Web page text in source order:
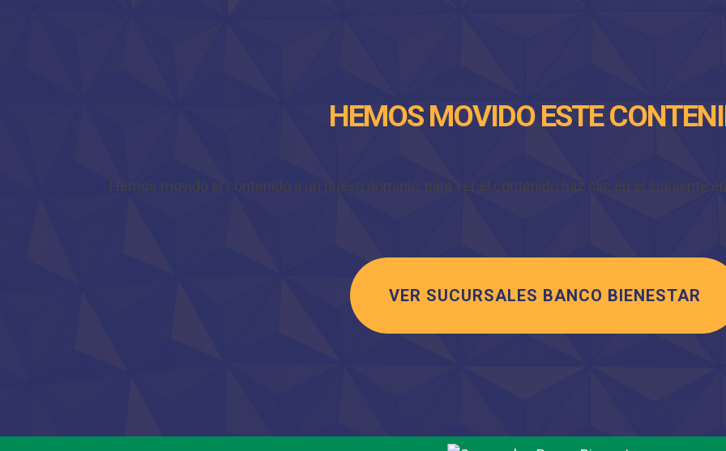
HEMOS MOVIDO ESTE
Hemos movido el contenido a un nuevo dominio, para ver el contenido haz clic en el siguiente
VER SUCURSALES BANCO BIENESTAR